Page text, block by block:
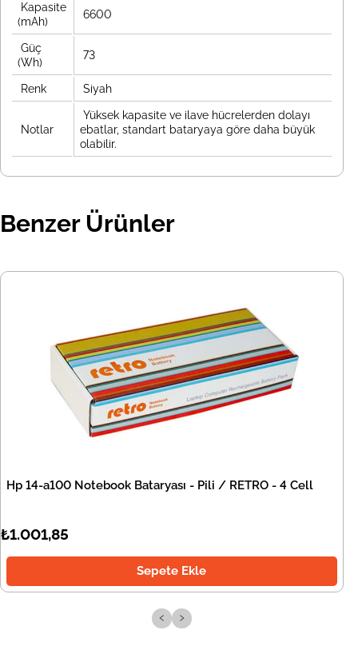
Kapasite
(mAh)
6600
Güç
(Wh)
73
Renk Siyah
Notlar
Yüksek kapasite ve ilave hücrelerden dolayı
ebatlar, standart bataryaya göre daha büyük
olabilir.
Benzer Ürünler
Hp 14-a100 Notebook Bataryası - Pili / RETRO - 4 Cell
₺1.001,85
Sepete Ekle
‹ ›